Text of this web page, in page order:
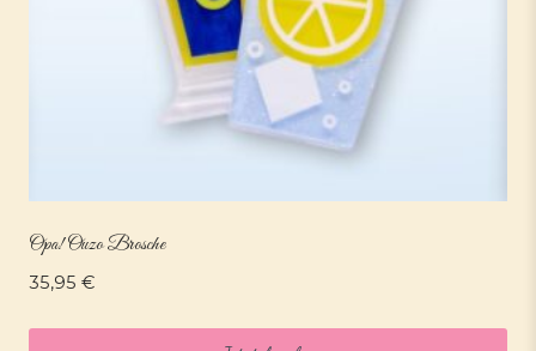
Opa! Ouzo Brosche
35,95 €